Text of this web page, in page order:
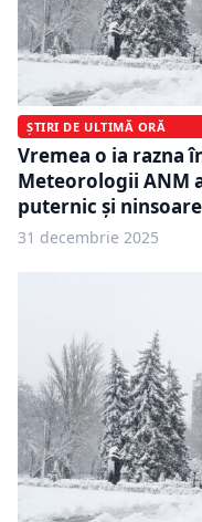
ȘTIRI DE ULTIMĂ ORĂ
Vremea o ia razna
Meteorologii ANM
puternic și
31 decembrie 2025